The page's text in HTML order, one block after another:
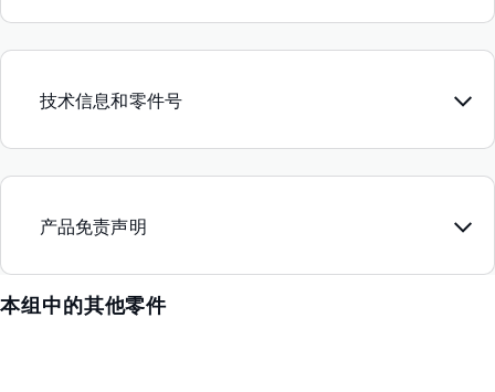
技术信息和零件号
产品免责声明
本组中的其他零件